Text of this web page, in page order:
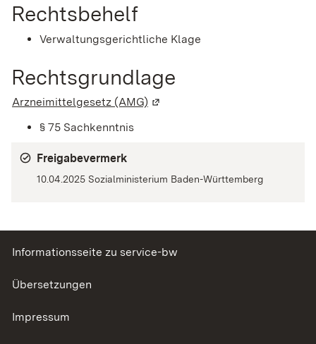
Rechtsbehelf
Verwaltungsgerichtliche Klage
Rechtsgrundlage
Arzneimittelgesetz (AMG) (Wird in einem neuen Fenster
§ 75 Sachkenntnis
Freigabevermerk
10.04.2025 Sozialministerium Baden-Württemberg
Informationsseite zu service-bw
Übersetzungen
Impressum